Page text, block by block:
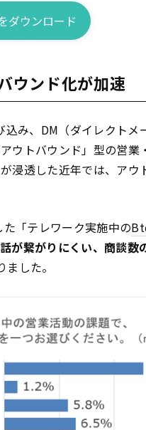
ダウンロード
ウンド化が加速
み、DM（ダイレクトメ
ウトバウンド」型の営業・
浸透した近年では、アウ
「テレワーク実施中の
が繋がりにくい、商談数
ました。